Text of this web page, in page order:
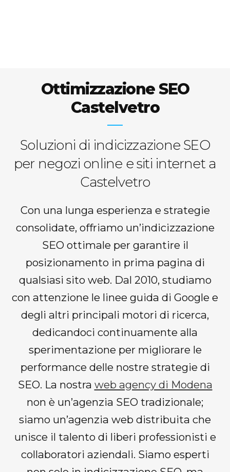
Ottimizzazione SEO
Castelvetro
Soluzioni di indicizzazione SEO
per negozi online e siti internet a
Castelvetro
Con una lunga esperienza e strategie
consolidate, offriamo un’indicizzazione
SEO ottimale per garantire il
posizionamento in prima pagina di
qualsiasi sito web. Dal 2010, studiamo
con attenzione le linee guida di Google e
degli altri principali motori di ricerca,
dedicandoci continuamente alla
sperimentazione per migliorare le
performance delle nostre strategie di
SEO. La nostra web agency di Modena
non è un’agenzia SEO tradizionale;
siamo un’agenzia web distribuita che
unisce il talento di liberi professionisti e
collaboratori aziendali. Siamo esperti